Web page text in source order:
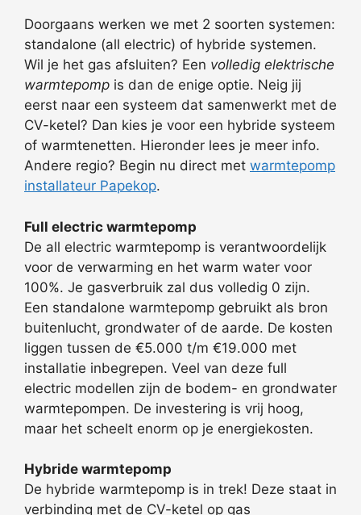
Doorgaans werken we met 2 soorten systemen:
standalone (all electric) of hybride systemen.
Wil je het gas afsluiten? Een volledig elektrische
warmtepomp is dan de enige optie. Neig jij
eerst naar een systeem dat samenwerkt met de
CV-ketel? Dan kies je voor een hybride systeem
of warmtenetten. Hieronder lees je meer info.
Andere regio? Begin nu direct met warmtepomp
installateur Papekop.
Full electric warmtepomp
De all electric warmtepomp is verantwoordelijk
voor de verwarming en het warm water voor
100%. Je gasverbruik zal dus volledig 0 zijn.
Een standalone warmtepomp gebruikt als bron
buitenlucht, grondwater of de aarde. De kosten
liggen tussen de €5.000 t/m €19.000 met
installatie inbegrepen. Veel van deze full
electric modellen zijn de bodem- en grondwater
warmtepompen. De investering is vrij hoog,
maar het scheelt enorm op je energiekosten.
Hybride warmtepomp
De hybride warmtepomp is in trek! Deze staat in
verbinding met de CV-ketel op gas